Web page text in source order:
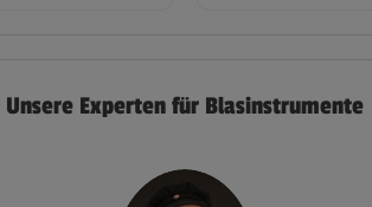
Unsere Experten für Blasinstrumente